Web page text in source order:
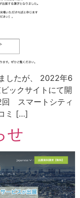
したが、 2022年6
ックサイトにて開
回 スマートシティ
ミ […]
せ